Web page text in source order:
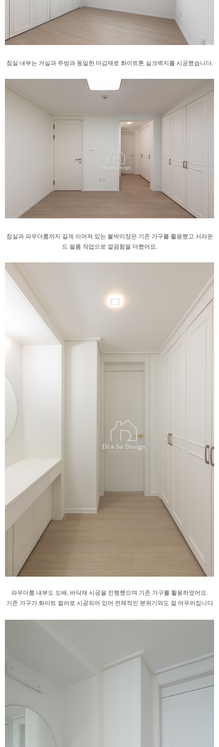
침실 내부는 거실과 주방과 동일한 마감재로 화이트톤 실크벽지를 시공했습니다.
침실과 파우더룸까지 길게 이어져 있는 붙박이장은 기존 가구를 활용했고 서라운
드 필름 작업으로 깔끔함을 더했어요.
파우더룸 내부도 도배, 바닥재 시공을 진행했으며 기존 가구를 활용하였어요.
기존 가구가 화이트 컬러로 시공되어 있어 전체적인 분위기와도 잘 어우러집니다